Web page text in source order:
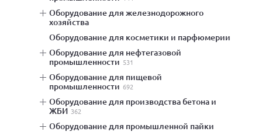
оборудование для железнодорожного
хозяйства
оборудование для косметики и парфюмерии
оборудование для нефтегазовой
промышленности 531
оборудование для пищевой
промышленности 692
оборудование для производства бетона и
ЖБИ 362
оборудование для промышленной пайки